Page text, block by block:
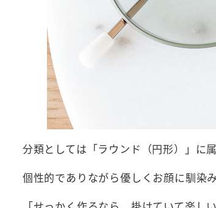
分類としては「ラウンド（円形）」に
個性的でありながら優しくお顔に馴染